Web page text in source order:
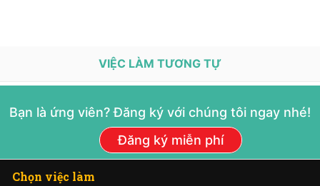
VIỆC LÀM TƯƠNG TỰ
Bạn là ứng viên? Đăng ký với chúng tôi ngay nhé!
Đăng ký miễn phí
Chọn việc làm